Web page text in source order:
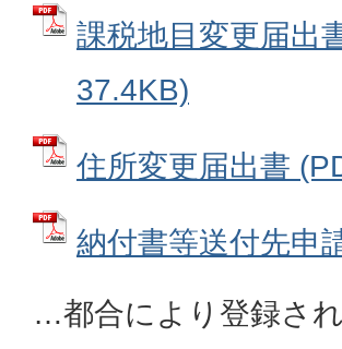
課税地目変更届出
37.4KB)
住所変更届出書
納付書等送付先申
…都合により登録さ